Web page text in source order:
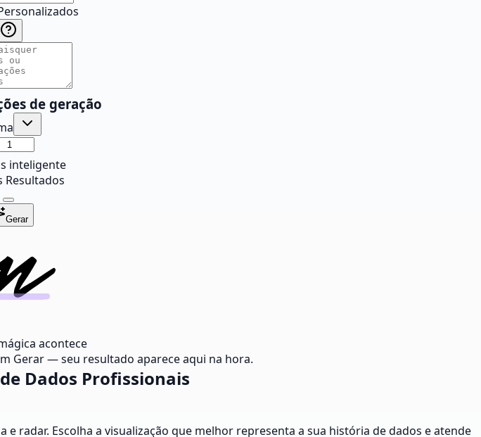
de geração
inteligente
Resultados
Gerar
acontece
Gerar — seu resultado aparece aqui na hora.
Dados Profissionais
radar. Escolha a visualização que melhor representa a sua história de dados e atende